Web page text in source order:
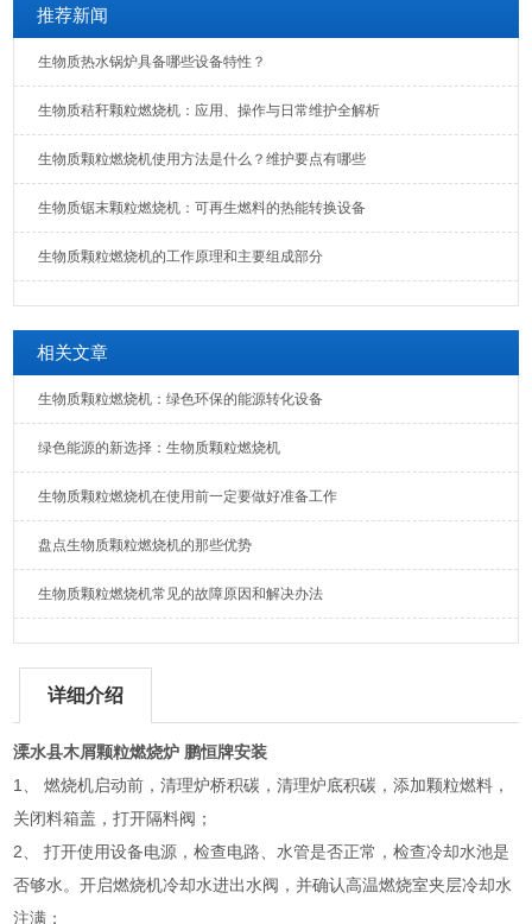
推荐新闻
生物质热水锅炉具备哪些设备特性？
生物质秸秆颗粒燃烧机：应用、操作与日常维护全解析
生物质颗粒燃烧机使用方法是什么？维护要点有哪些
生物质锯末颗粒燃烧机：可再生燃料的热能转换设备
生物质颗粒燃烧机的工作原理和主要组成部分
相关文章
生物质颗粒燃烧机：绿色环保的能源转化设备
绿色能源的新选择：生物质颗粒燃烧机
生物质颗粒燃烧机在使用前一定要做好准备工作
盘点生物质颗粒燃烧机的那些优势
生物质颗粒燃烧机常见的故障原因和解决办法
详细介绍
溧水县木屑颗粒燃烧炉 鹏恒牌安装
1、 燃烧机启动前，清理炉桥积碳，清理炉底积碳，添加颗粒燃料，
关闭料箱盖，打开隔料阀；
2、 打开使用设备电源，检查电路、水管是否正常，检查冷却水池是
否够水。开启燃烧机冷却水进出水阀，并确认高温燃烧室夹层冷却水
注满；